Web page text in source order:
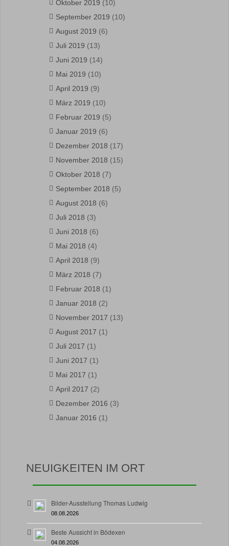
Oktober 2019 (10)
September 2019 (10)
August 2019 (6)
Juli 2019 (13)
Juni 2019 (14)
Mai 2019 (10)
April 2019 (9)
März 2019 (10)
Februar 2019 (5)
Januar 2019 (6)
Dezember 2018 (17)
November 2018 (15)
Oktober 2018 (7)
September 2018 (5)
August 2018 (6)
Juli 2018 (3)
Juni 2018 (6)
Mai 2018 (4)
April 2018 (9)
März 2018 (7)
Februar 2018 (1)
Januar 2018 (2)
November 2017 (13)
August 2017 (1)
Juli 2017 (1)
Juni 2017 (1)
Mai 2017 (1)
April 2017 (2)
Dezember 2016 (3)
Januar 2016 (1)
NEUIGKEITEN IM ORT
Bilder-Ausstellung Thomas Ludwig
08.08.2026
Beste Aussicht in Bödexen
04.08.2026